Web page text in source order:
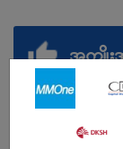
အကျိုး
ယူနီဖောင်း
ဘောနပ်စ်
အချိန်ပိုကြေး